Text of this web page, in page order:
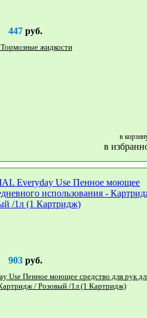
447руб.
жидкости
в
в
903руб.
ежедневного использования - Картридж / Розовый /1л (1 Картридж)